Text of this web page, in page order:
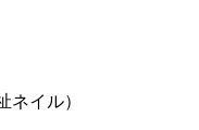
ネイル）